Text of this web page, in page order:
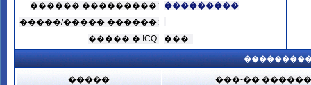
������ ���������: ���������
�����/����� ������:
����� � ICQ: ���
����� ���-��